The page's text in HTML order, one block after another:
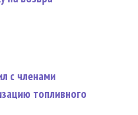
с членами
топливного